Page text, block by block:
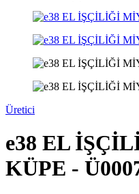
Üretici
e38 EL
KÜPE -